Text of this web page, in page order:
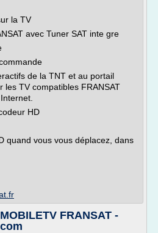
la TV
avec Tuner SAT inte gre
de la TNT et au portail
les TV compatibles FRANSAT
HD
quand vous vous déplacez, dans
FRANSAT -